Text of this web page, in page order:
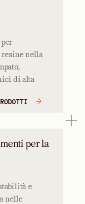
resine nella
di alta
per la
e
nelle